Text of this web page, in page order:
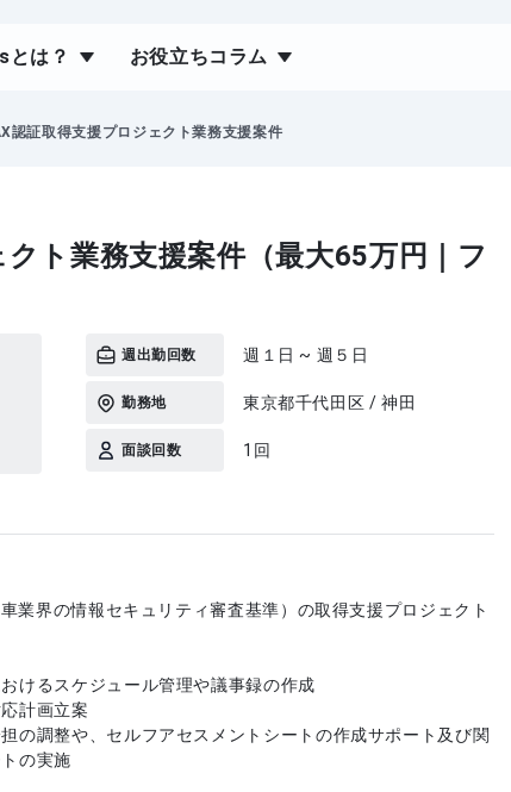
は？ お役立ちコラム
認証取得支援プロジェクト業務支援案件
ト業務支援案件（最大65万円｜フ
週出勤回数 週１日 ~ 週５日
勤務地 東京都千代田区 / 神田
面談回数 1回
業界の情報セキュリティ審査基準）の取得支援プロジェクト
けるスケジュール管理や議事録の作成
計画立案
の調整や、セルフアセスメントシートの作成サポート及び関
の実施